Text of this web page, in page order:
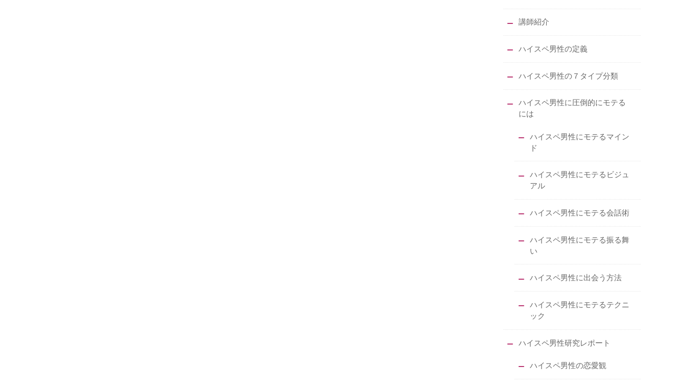
講師紹介
ハイスペ男性の定義
ハイスペ男性の７タイプ分類
ハイスペ男性に圧倒的にモテる
には
ハイスペ男性にモテるマイン
ド
ハイスペ男性にモテるビジュ
アル
ハイスペ男性にモテる会話術
ハイスペ男性にモテる振る舞
い
ハイスペ男性に出会う方法
ハイスペ男性にモテるテクニ
ック
ハイスペ男性研究レポート
ハイスペ男性の恋愛観